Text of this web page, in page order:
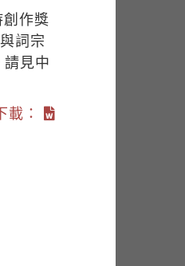
作獎
詞宗
見中
載：